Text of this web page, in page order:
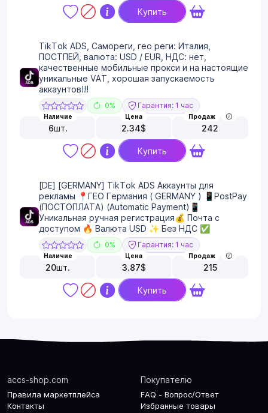
Купить
TikTok ADS, Самореги, гео реги: Италия,
ПОСТПЕЙ, валюта: USD / EUR, НДС: нет,
качественные мобильные прокси и на настоящие
уникальные VAT, хорошая запускаемость
аккаунтов!!!
0% Гарантия: 1 час
Наличие
6шт.
Цена
2.34$
Продаж
242
Купить
[DE] [GERMANY] TikTok ADS Аккаунты для
рекламы 📍ГЕО Германия ( GERMANY ) 📱PostPay
(ПОСТОПЛАТА) (Automatic Payment)📱
Уникальная ручная регистрация💰 Почта с
доступом 🔥 Валюта USD ✨ Без НДС ✅
0% Гарантия: 1 час
Наличие
20шт.
Цена
3.87$
Продаж
215
Купить
accs-shop.com
Правила маркетплейса
Контакты
Покупателю
FAQ - Вопрос/Ответ
Избранные товары